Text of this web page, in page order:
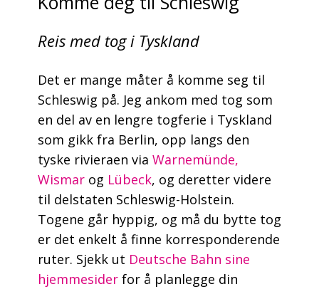
Reis med tog i Tyskland
Det er mange måter å komme seg til
Schleswig på. Jeg ankom med tog som
en del av en lengre togferie i Tyskland
som gikk fra Berlin, opp langs den
tyske rivieraen via Warnemünde,
Wismarog Lübeck, og deretter videre
til delstaten Schleswig-Holstein.
Togene går hyppig, og må du bytte tog
er det enkelt å finne korresponderende
ruter. Sjekk ut Deutsche Bahn sine
hjemmesiderfor å planlegge din